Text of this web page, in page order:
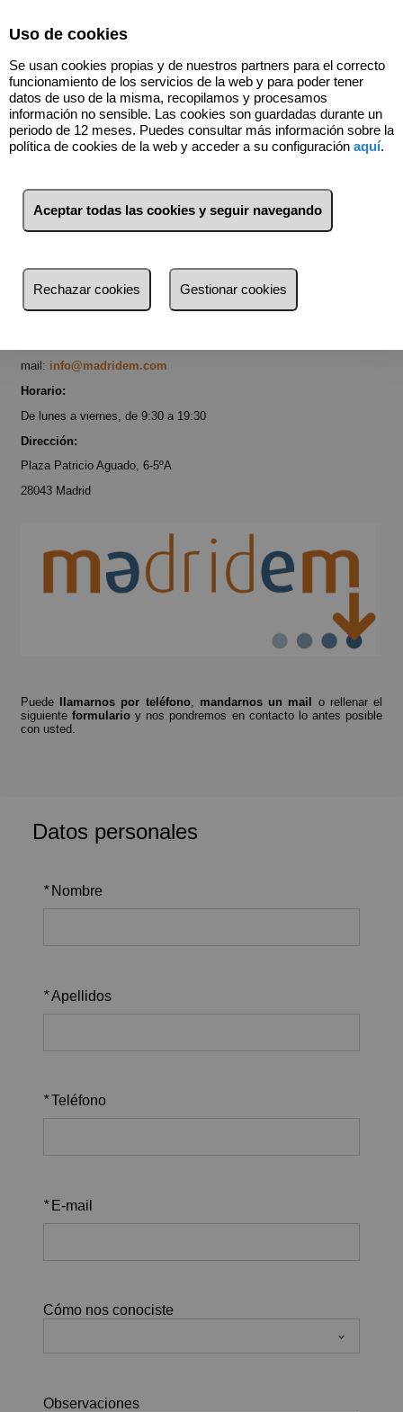
Póngase en contacto con nosotros
mail: info@madridem.com
Horario:
De lunes a viernes, de 9:30 a 19:30
Dirección:
Plaza Patricio Aguado, 6-5ºA
28043 Madrid
Puede llamarnos por teléfono, mandarnos un mail o rellenar el
siguiente formularioy nos pondremos en contacto lo antes posible
con usted.
Datos personales
* Nombre
*Apellidos
*Teléfono
* E-mail
Cómo nos conociste
Observaciones
Uso de cookies
Se usan cookies propias y de nuestros partners para el correcto
funcionamiento de los servicios de la web y para poder tener
datos de uso de la misma, recopilamos y procesamos
información no sensible. Las cookies son guardadas durante un
periodo de 12 meses. Puedes consultar más información sobre la
política de cookies de la web y acceder a su configuración aquí.
Aceptar todas las cookies y seguir navegando
Rechazar cookies Gestionar cookies